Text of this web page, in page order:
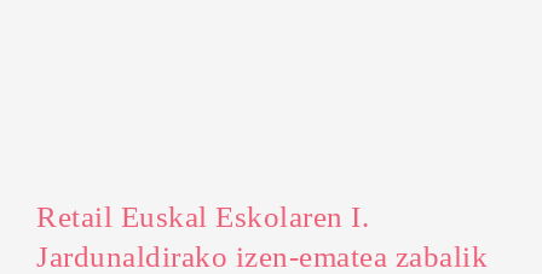
Retail Euskal Eskolaren I.
Jardunaldirako izen-ematea zabalik